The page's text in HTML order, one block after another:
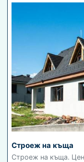
Строеж на къща
Строеж на къща.